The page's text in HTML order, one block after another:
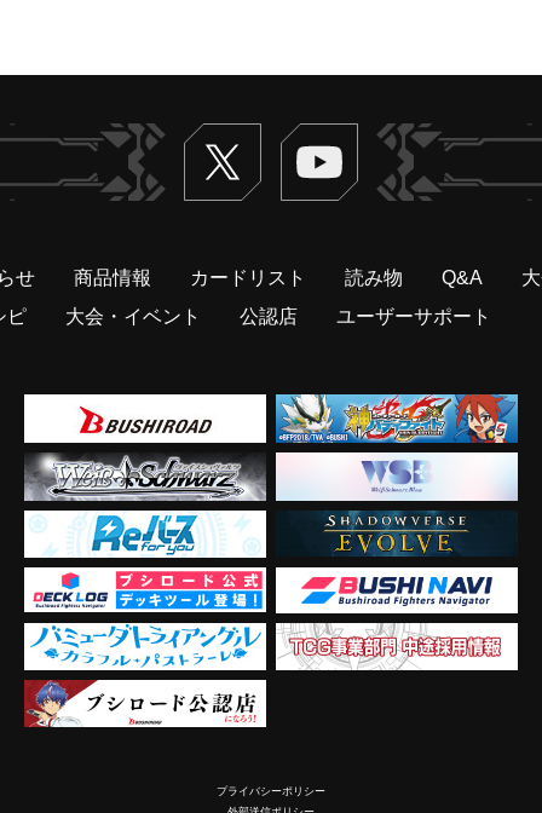
Twitter ヴァンガードch
せ 商品情報 カードリスト 読み物 Q&A
ピ
大会・イベント 公認店 ユーザーサポート
プライバシーポリシー